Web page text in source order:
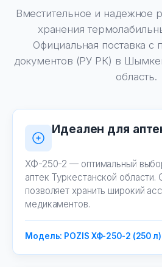
Вместительное и надежное
хранения
Официальная поставка с
документов (РУ РК) в
область.
Идеален для
ХФ-250-2 — оптимальный
аптек Туркестанской
позволяет хранить широкий
медикаментов.
Модель: POZIS ХФ-250-2 (250 л)